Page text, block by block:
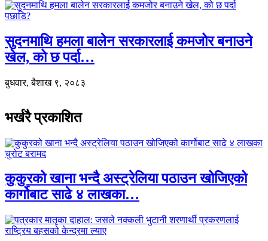
सुदनमाथि हमला बालेन सरकारलाई कमजोर बनाउने
खेल, को छ पर्दा…
बुधवार, बैशाख ९, २०८३
भर्खरै प्रकाशित
कुकुरको खाना भन्दै अस्ट्रेलिया पठाउन खोजिएको
कार्गोबाट साढे ४ लाखका…